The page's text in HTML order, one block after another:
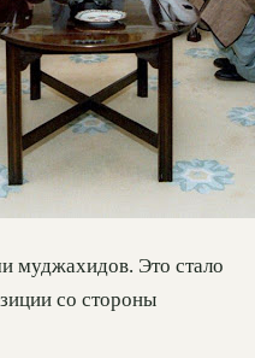
муджахидов. Это стало
со стороны